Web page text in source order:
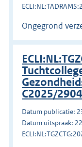
Ongegrond
C2025/2904
Datum publicatie:
Datum uitspraak: